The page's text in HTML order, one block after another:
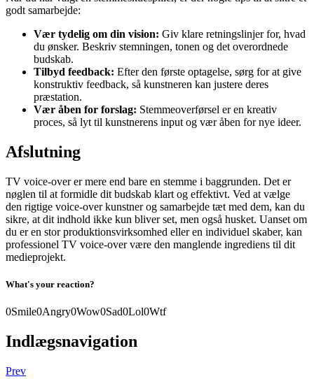
godt samarbejde:
Vær tydelig om din vision: Giv klare retningslinjer for, hvad
du ønsker. Beskriv stemningen, tonen og det overordnede
budskab.
Tilbyd feedback: Efter den første optagelse, sørg for at give
konstruktiv feedback, så kunstneren kan justere deres
præstation.
Vær åben for forslag: Stemmeoverførsel er en kreativ
proces, så lyt til kunstnerens input og vær åben for nye ideer.
Afslutning
TV voice-over er mere end bare en stemme i baggrunden. Det er
nøglen til at formidle dit budskab klart og effektivt. Ved at vælge
den rigtige voice-over kunstner og samarbejde tæt med dem, kan du
sikre, at dit indhold ikke kun bliver set, men også husket. Uanset om
du er en stor produktionsvirksomhed eller en individuel skaber, kan
professionel TV voice-over være den manglende ingrediens til dit
medieprojekt.
What's your reaction?
0Smile0Angry0Wow0Sad0Lol0Wtf
Indlægsnavigation
Prev